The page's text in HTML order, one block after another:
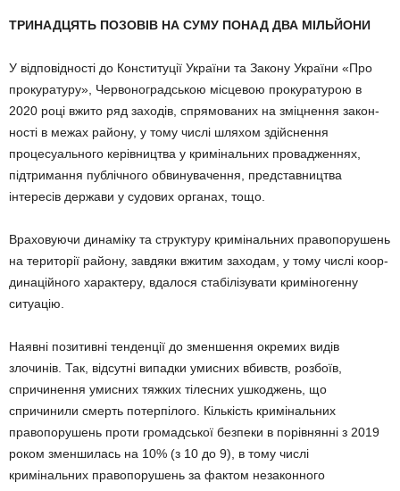
ТРИНАДЦЯТЬ ПОЗОВІВ НА СУМУ ПОНАД ДВА МІЛЬЙОНИ
У відповідності до Конституції України та За­кону України «Про
прокуратуру», Червоноградсь­кою місцевою прокуратурою в
2020 році вжито ряд заходів, спрямованих на зміцнення закон­
ності в межах району, у тому числі шляхом здій­снення
процесуаль­ного керівництва у кримі­наль­них провад­женнях,
підтримання публічного об­вину­­ва­чення, представництва
інтересів держа­ви у судових органах, тощо.
Враховуючи динаміку та структуру кримі­наль­­них правопорушень
на території району, завдяки вжитим заходам, у тому числі коор­
динаційного ха­рактеру, вдалося стабілізу­вати криміногенну
ситуацію.
Наявні позитивні тенденції до зменшення окремих видів
злочинів. Так, відсутні випадки умисних вбивств, розбоїв,
спричинення умисних тяжких тілесних ушкоджень, що
спричинили смерть потерпілого. Кількість кримінальних
правопорушень проти громад­ської безпеки в порівнянні з 2019
роком зменшилась на 10% (з 10 до 9), в тому числі
кримінальних право­порушень за фактом незаконного